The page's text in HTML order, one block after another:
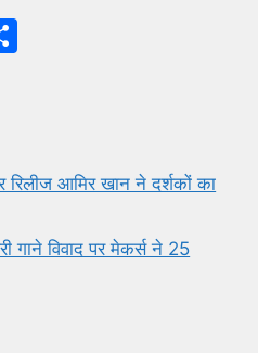
रिलीज आमिर खान ने दर्शकों का
गाने विवाद पर मेकर्स ने 25